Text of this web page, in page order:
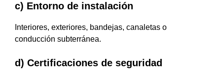
c) Entorno de instalación
Interiores, exteriores, bandejas, canaletas o
conducción subterránea.
d) Certificaciones de seguridad